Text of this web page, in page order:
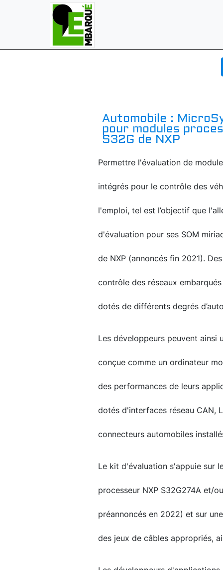
Automobile :
pour modules
S32G de NXP
Permettre l'évaluation de
intégrés pour le contrôle des
l'emploi, tel est l’objectif que
d'évaluation pour ses SOM
de NXP (annoncés fin 2021).
contrôle des réseaux
dotés de différents degrés
Les développeurs peuvent
conçue comme un ordinateur
des performances de leurs
dotés d'interfaces réseau CAN,
connecteurs automobiles
Le kit d'évaluation s'appuie sur
processeur NXP S32G274A et/
préannoncés en 2022) et sur
des jeux de câbles appropriés,